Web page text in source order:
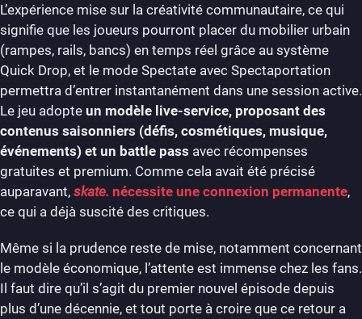
L’expérience mise sur la créativité communautaire, ce qui
signifie que les joueurs pourront placer du mobilier urbain
(rampes, rails, bancs) en temps réel grâce au système
Quick Drop, et le mode Spectate avec Spectaportation
permettra d’entrer instantanément dans une session active.
Le jeu adopte un modèle live-service, proposant des
contenus saisonniers (défis, cosmétiques, musique,
événements) et un battle pass avec récompenses
gratuites et premium. Comme cela avait été précisé
auparavant, skate. nécessite une connexion permanente,
ce qui a déjà suscité des critiques.
Même si la prudence reste de mise, notamment concernant
le modèle économique, l’attente est immense chez les fans.
Il faut dire qu’il s’agit du premier nouvel épisode depuis
plus d’une décennie, et tout porte à croire que ce retour a